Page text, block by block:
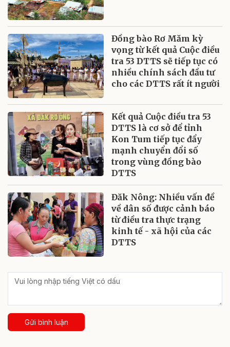
Đồng bào Rơ Măm kỳ
vọng từ kết quả Cuộc điều
tra 53 DTTS sẽ tiếp tục có
nhiều chính sách đầu tư
cho các DTTS rất ít người
Kết quả Cuộc điều tra 53
DTTS là cơ sở để tỉnh
Kon Tum tiếp tục đẩy
mạnh chuyển đổi số
trong vùng đồng bào
DTTS
Đăk Nông: Nhiều vấn đề
về dân số được cảnh báo
từ điều tra thực trạng
kinh tế - xã hội của các
DTTS
Gửi bình luận